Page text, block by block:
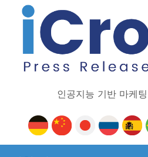
인공지능 기반 마케